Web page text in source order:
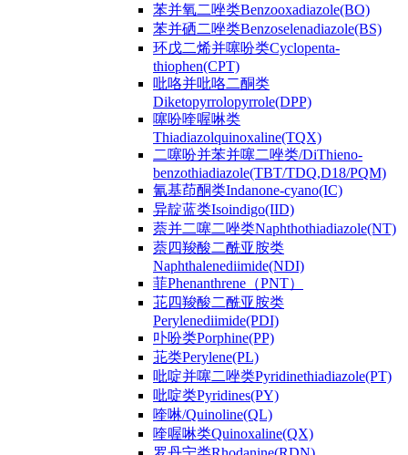
苯并氧二唑类Benzooxadiazole(BO)
苯并硒二唑类Benzoselenadiazole(BS)
环戊二烯并噻吩类Cyclopenta-
thiophen(CPT)
吡咯并吡咯二酮类
Diketopyrrolopyrrole(DPP)
噻吩喹喔啉类
Thiadiazolquinoxaline(TQX)
二噻吩并苯并噻二唑类/DiThieno-
benzothiadiazole(TBT/TDQ,D18/PQM)
氰基茚酮类Indanone-cyano(IC)
异靛蓝类Isoindigo(IID)
萘并二噻二唑类Naphthothiadiazole(NT)
萘四羧酸二酰亚胺类
Naphthalenediimide(NDI)
菲Phenanthrene（PNT）
苝四羧酸二酰亚胺类
Perylenediimide(PDI)
卟吩类Porphine(PP)
苝类Perylene(PL)
吡啶并噻二唑类Pyridinethiadiazole(PT)
吡啶类Pyridines(PY)
喹啉/Quinoline(QL)
喹喔啉类Quinoxaline(QX)